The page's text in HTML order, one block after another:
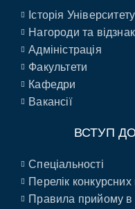
Історія Університету
Нагороди та
Адміністрація
Факультети
Кафедри
Вакансії
ВСТУП
Спеціальності
Перелік конкурсних
Правила прийому в